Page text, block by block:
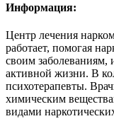
Информация:
Центр лечения
работает, помогая
своим заболеваниям,
активной жизни. В
психотерапевты.
химическим
видами